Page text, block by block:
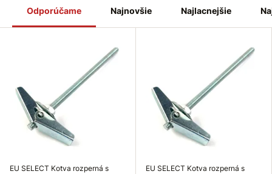
Odporúčame Najnovšie Najlacnejšie
EU SELECT Kotva rozperná s
EU SELECT Kotva rozperná s